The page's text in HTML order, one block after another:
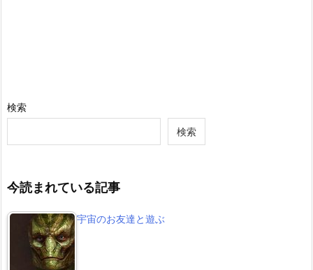
検索
検索
今読まれている記事
宇宙のお友達と遊ぶ